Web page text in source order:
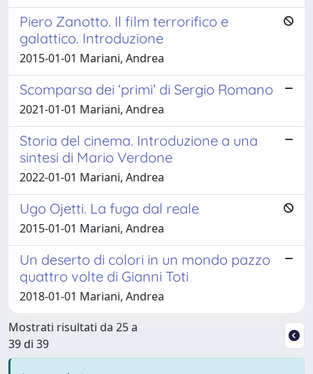
Piero Zanotto. Il film terrorifico e
galattico. Introduzione
2015-01-01 Mariani, Andrea
Scomparsa dei ‘primi’ di Sergio Romano
2021-01-01 Mariani, Andrea
Storia del cinema. Introduzione a una
sintesi di Mario Verdone
2022-01-01 Mariani, Andrea
Ugo Ojetti. La fuga dal reale
2015-01-01 Mariani, Andrea
Un deserto di colori in un mondo pazzo
quattro volte di Gianni Toti
2018-01-01 Mariani, Andrea
Mostrati risultati da 25 a
39 di 39